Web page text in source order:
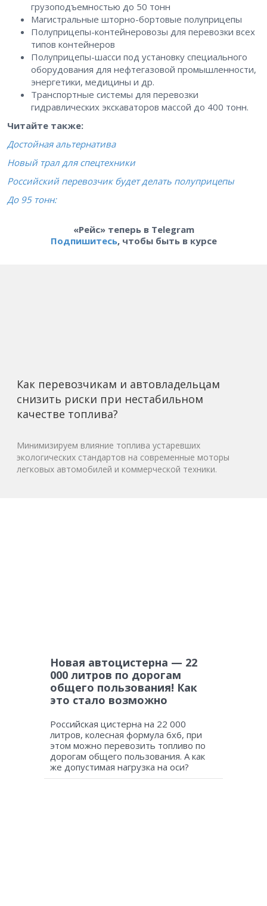
грузоподъемностью до 50 тонн
Магистральные шторно-бортовые полуприцепы
Полуприцепы-контейнеровозы для перевозки всех
типов контейнеров
Полуприцепы-шасси под установку специального
оборудования для нефтегазовой промышленности,
энергетики, медицины и др.
Транспортные системы для перевозки
гидравлических экскаваторов массой до 400 тонн.
Читайте также:
Достойная альтернатива
Новый трал для спецтехники
Российский перевозчик будет делать полуприцепы
До 95 тонн:
«Рейс» теперь в Telegram
Подпишитесь, чтобы быть в курсе
Как перевозчикам и автовладельцам
снизить риски при нестабильном
качестве топлива?
Минимизируем влияние топлива устаревших
экологических стандартов на современные моторы
легковых автомобилей и коммерческой техники.
Новая автоцистерна — 22
000 литров по дорогам
общего пользования! Как
это стало возможно
Российская цистерна на 22 000
литров, колесная формула 6х6, при
этом можно перевозить топливо по
дорогам общего пользования. А как
же допустимая нагрузка на оси?